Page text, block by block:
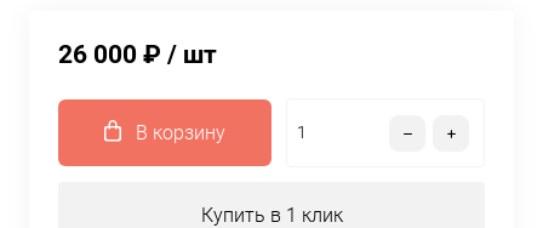
26 000 ₽ / шт
В корзину
Купить в 1 клик